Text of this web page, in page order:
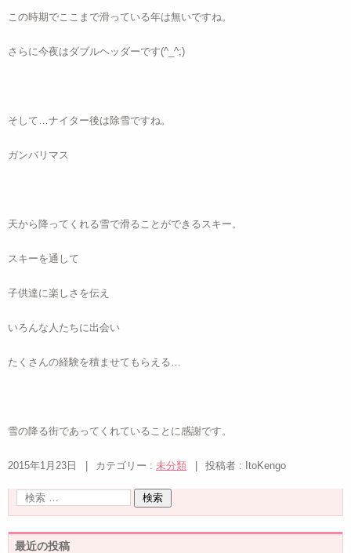
この時期でここまで滑っている年は無いですね。
さらに今夜はダブルヘッダーです(^_^;)
そして…ナイター後は除雪ですね。
ガンバリマス
天から降ってくれる雪で滑ることができるスキー。
スキーを通して
子供達に楽しさを伝え
いろんな人たちに出会い
たくさんの経験を積ませてもらえる…
雪の降る街であってくれていることに感謝です。
2015年1月23日 カテゴリー : 未分類 投稿者 : ItoKengo
最近の投稿